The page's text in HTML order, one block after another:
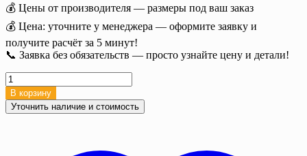
💰 Цены от производителя — размеры под ваш заказ
💰 Цена: уточните у менеджера — оформите заявку и
получите расчёт за 5 минут!
📞 Заявка без обязательств — просто узнайте цену и детали!
Количество
товара
Полог
брезентовый
В корзину
Уточнить наличие и стоимость